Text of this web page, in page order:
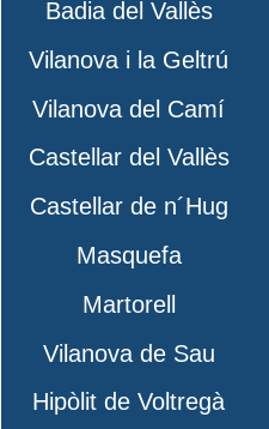
Badia del Vallès
Vilanova i la Geltrú
Vilanova del Camí
Castellar del Vallès
Castellar de n´Hug
Masquefa
Martorell
Vilanova de Sau
Hipòlit de Voltregà